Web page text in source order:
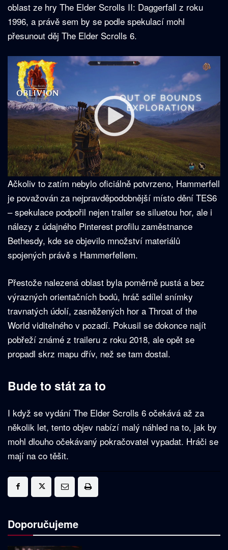
oblast ze hry The Elder Scrolls II: Daggerfall z roku
1996, a právě sem by se podle spekulací mohl
přesunout děj The Elder Scrolls 6.
Ačkoliv to zatím nebylo oficiálně potvrzeno, Hammerfell
je považován za nejpravděpodobnější místo dění TES6
– spekulace podpořil nejen trailer se siluetou hor, ale i
nálezy z údajného Pinterest profilu zaměstnance
Bethesdy, kde se objevilo množství materiálů
spojených právě s Hammerfellem.
Přestože nalezená oblast byla poměrně pustá a bez
výrazných orientačních bodů, hráč sdílel snímky
travnatých údolí, zasněžených hor a Throat of the
World viditelného v pozadí. Pokusil se dokonce najít
pobřeží známé z traileru z roku 2018, ale opět se
propadl skrz mapu dřív, než se tam dostal.
Bude to stát za to
I když se vydání The Elder Scrolls 6 očekává až za
několik let, tento objev nabízí malý náhled na to, jak by
mohl dlouho očekávaný pokračovatel vypadat. Hráči se
mají na co těšit.
Doporučujeme